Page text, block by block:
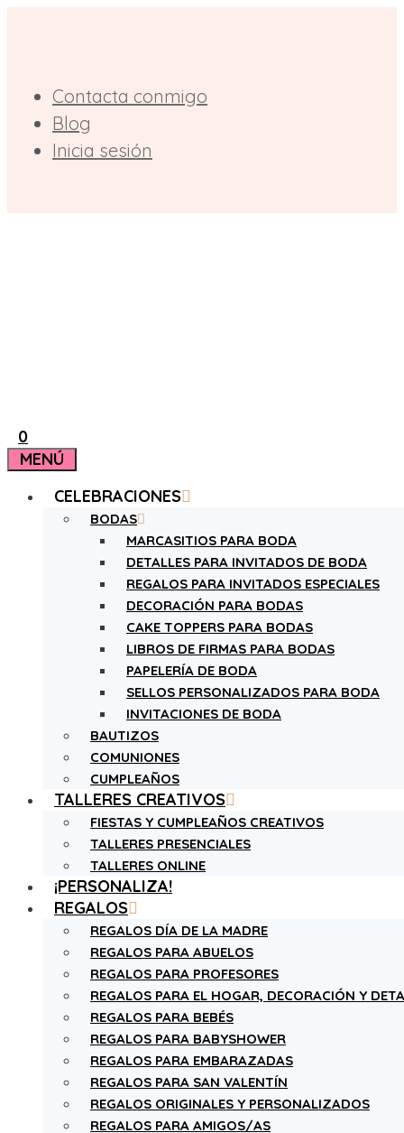
Contacta conmigo
Blog
Inicia sesión
0
MENÚ
CELEBRACIONES
BODAS
MARCASITIOS PARA BODA
DETALLES PARA INVITADOS DE BODA
REGALOS PARA INVITADOS ESPECIALES
DECORACIÓN PARA BODAS
CAKE TOPPERS PARA BODAS
LIBROS DE FIRMAS PARA BODAS
PAPELERÍA DE BODA
SELLOS PERSONALIZADOS PARA BODA
INVITACIONES DE BODA
BAUTIZOS
COMUNIONES
CUMPLEAÑOS
TALLERES CREATIVOS
FIESTAS Y CUMPLEAÑOS CREATIVOS
TALLERES PRESENCIALES
TALLERES ONLINE
¡PERSONALIZA!
REGALOS
REGALOS DÍA DE LA MADRE
REGALOS PARA ABUELOS
REGALOS PARA PROFESORES
REGALOS PARA EL HOGAR, DECORACIÓN Y
REGALOS PARA BEBÉS
REGALOS PARA BABYSHOWER
REGALOS PARA EMBARAZADAS
REGALOS PARA SAN VALENTÍN
REGALOS ORIGINALES Y PERSONALIZADOS
REGALOS PARA AMIGOS/AS